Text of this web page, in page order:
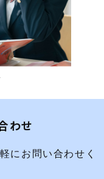
わせ
にお問い合わせく